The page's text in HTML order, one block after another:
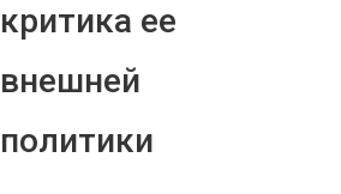
критика ее
внешней
политики